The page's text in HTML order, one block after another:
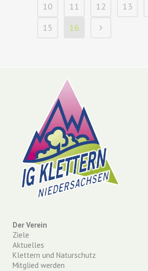
10
11 12 13
15
16
Der Verein
Ziele
Aktuelles
Klettern und Naturschutz
Mitglied werden